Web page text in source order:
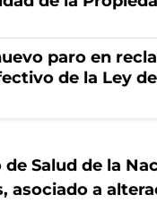
paro en
de la Ley de
Salud de la
asociado a